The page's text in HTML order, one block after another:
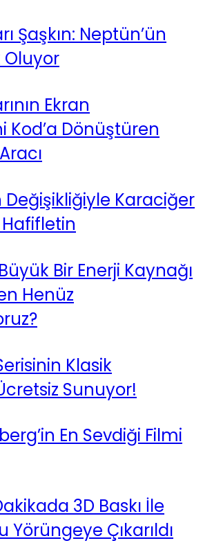
Şaşkın: Neptün’ün
Oluyor
Ekran
Kod’a Dönüştüren
Değişikliğiyle Karaciğer
Hafifletin
Bir Enerji Kaynağı
Henüz
Klasik
Sunuyor!
En Sevdiği Filmi
3D Baskı İle
Yörüngeye Çıkarıldı